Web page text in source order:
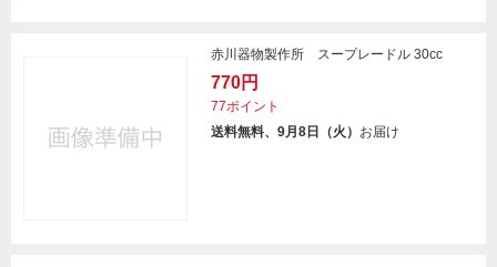
赤川器物製作所 スープレードル 30cc
770円
77ポイント
送料無料、9月8日（火） お届け